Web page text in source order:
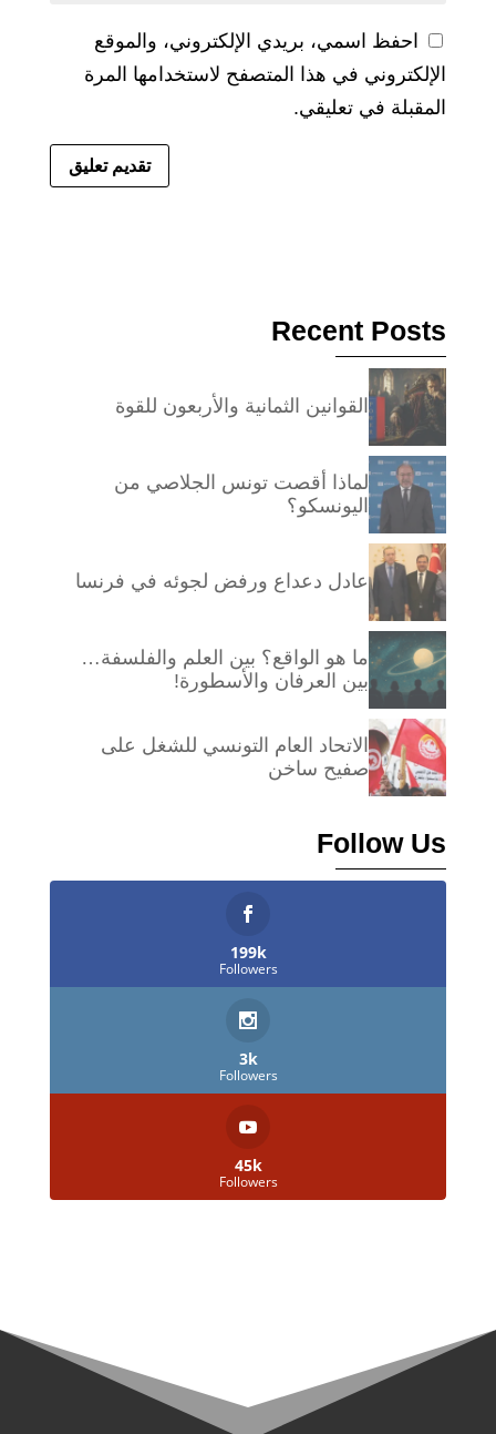
احفظ اسمي، بريدي الإلكتروني، والموقع
الإلكتروني في هذا المتصفح لاستخدامها المرة
المقبلة في تعليقي.
Recent Posts
القوانين الثمانية والأربعون للقوة
لماذا أقصت تونس الجلاصي من
اليونسكو؟
عادل دعداع ورفض لجوئه في فرنسا
ما هو الواقع؟ بين العلم والفلسفة…
بين العرفان والأسطورة!
الاتحاد العام التونسي للشغل على
صفيح ساخن
Follow Us
199k
Followers
3k
Followers
45k
Followers